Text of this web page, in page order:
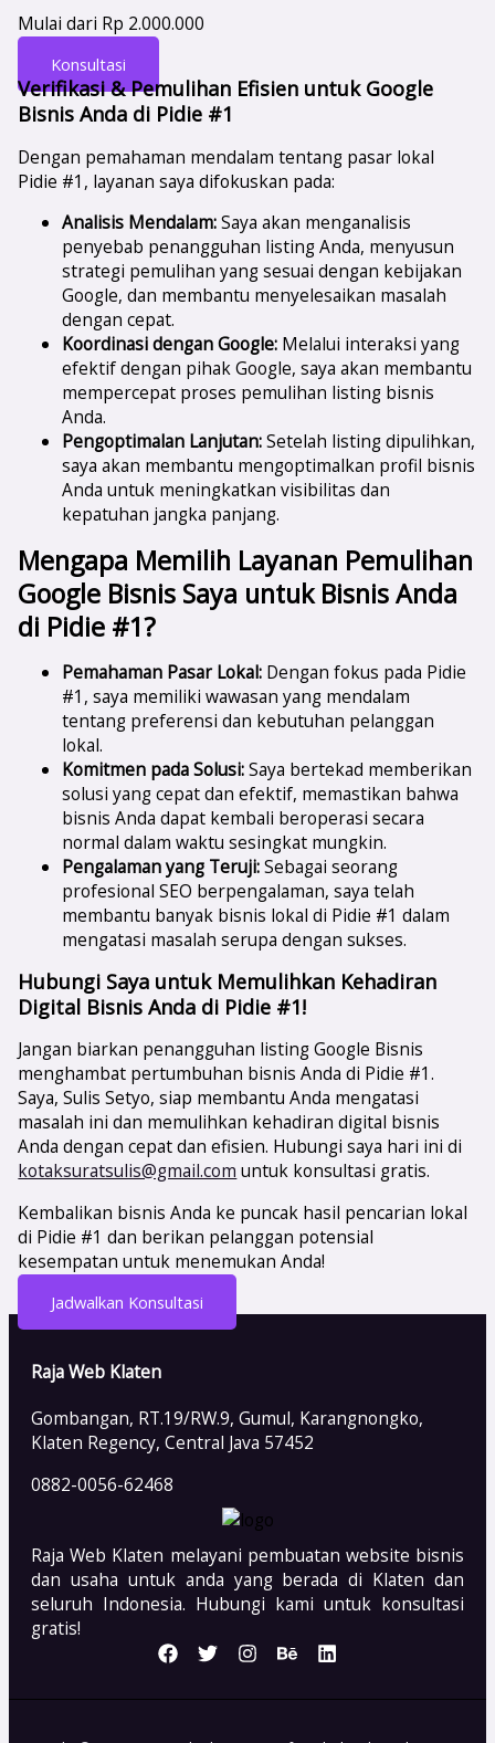
Mulai dari Rp 2.000.000
Konsultasi
Verifikasi & Pemulihan Efisien untuk Google
Bisnis Anda di Pidie #1
Dengan pemahaman mendalam tentang pasar lokal
Pidie #1, layanan saya difokuskan pada:
Analisis Mendalam:Saya akan menganalisis
penyebab penangguhan listing Anda, menyusun
strategi pemulihan yang sesuai dengan kebijakan
Google, dan membantu menyelesaikan masalah
dengan cepat.
Koordinasi dengan Google: Melalui interaksi yang
efektif dengan pihak Google, saya akan membantu
mempercepat proses pemulihan listing bisnis
Anda.
Pengoptimalan Lanjutan:Setelah listing dipulihkan,
saya akan membantu mengoptimalkan profil bisnis
Anda untuk meningkatkan visibilitas dan
kepatuhan jangka panjang.
Mengapa Memilih Layanan Pemulihan
Google Bisnis Saya untuk Bisnis Anda
di Pidie #1?
Pemahaman Pasar Lokal: Dengan fokus pada Pidie
#1, saya memiliki wawasan yang mendalam
tentang preferensi dan kebutuhan pelanggan
lokal.
Komitmen pada Solusi:Saya bertekad memberikan
solusi yang cepat dan efektif, memastikan bahwa
bisnis Anda dapat kembali beroperasi secara
normal dalam waktu sesingkat mungkin.
Pengalaman yang Teruji:Sebagai seorang
profesional SEO berpengalaman, saya telah
membantu banyak bisnis lokal di Pidie #1 dalam
mengatasi masalah serupa dengan sukses.
Hubungi Saya untuk Memulihkan Kehadiran
Digital Bisnis Anda di Pidie #1!
Jangan biarkan penangguhan listing Google Bisnis
menghambat pertumbuhan bisnis Anda di Pidie #1.
Saya, Sulis Setyo, siap membantu Anda mengatasi
masalah ini dan memulihkan kehadiran digital bisnis
Anda dengan cepat dan efisien. Hubungi saya hari ini di
kotaksuratsulis@gmail.com untuk konsultasi gratis.
Kembalikan bisnis Anda ke puncak hasil pencarian lokal
di Pidie #1 dan berikan pelanggan potensial
kesempatan untuk menemukan Anda!
Jadwalkan Konsultasi
Raja Web Klaten
Gombangan, RT.19/RW.9, Gumul, Karangnongko,
Klaten Regency, Central Java 57452
0882-0056-62468
Raja Web Klaten melayani pembuatan website bisnis
dan usaha untuk anda yang berada di Klaten dan
seluruh Indonesia. Hubungi kami untuk konsultasi
gratis!